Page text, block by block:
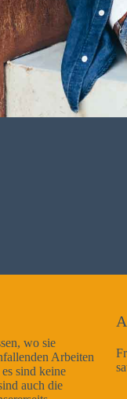
Freundliche
sauber, Kann ich nur